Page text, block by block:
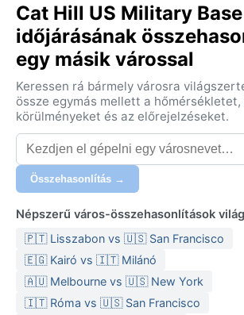
Cat Hill US Military Base
időjárásának
egy másik várossal
Keressen rá bármely városra
össze egymás mellett a hőmérsékletet,
körülményeket és az előrejelzéseket.
Összehasonlítás →
Népszerű város-összehasonlítások
🇵🇹 Lisszabon vs 🇺🇸 San Francisco
🇪🇬 Kairó vs 🇮🇹 Milánó
🇦🇺 Melbourne vs 🇺🇸 New York
🇮🇹 Róma vs 🇺🇸 San Francisco